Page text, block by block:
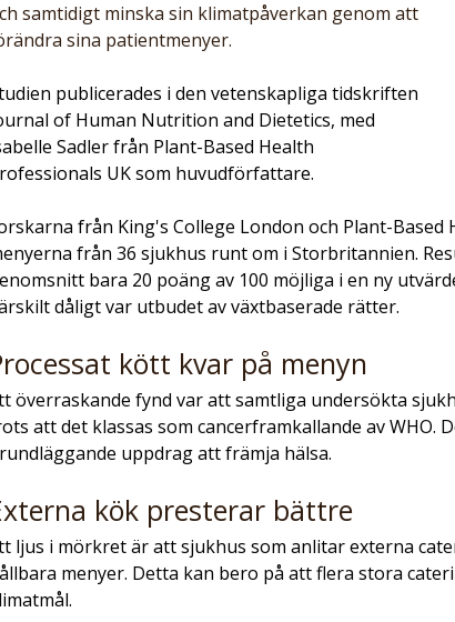
samtidigt minska sin klimatpåverkan genom att
sina patientmenyer.
publicerades i den vetenskapliga tidskriften
of Human Nutrition and Dietetics, med
Sadler från Plant-Based Health
UK som huvudförfattare.
från King's College London och Plant-
från 36 sjukhus runt om i Storbritannien.
bara 20 poäng av 100 möjliga i en ny
dåligt var utbudet av växtbaserade rätter.
kött kvar på menyn
överraskande fynd var att samtliga undersökta
att det klassas som cancerframkallande av WHO.
uppdrag att främja hälsa.
kök presterar bättre
ljus i mörkret är att sjukhus som anlitar externa
menyer. Detta kan bero på att flera stora